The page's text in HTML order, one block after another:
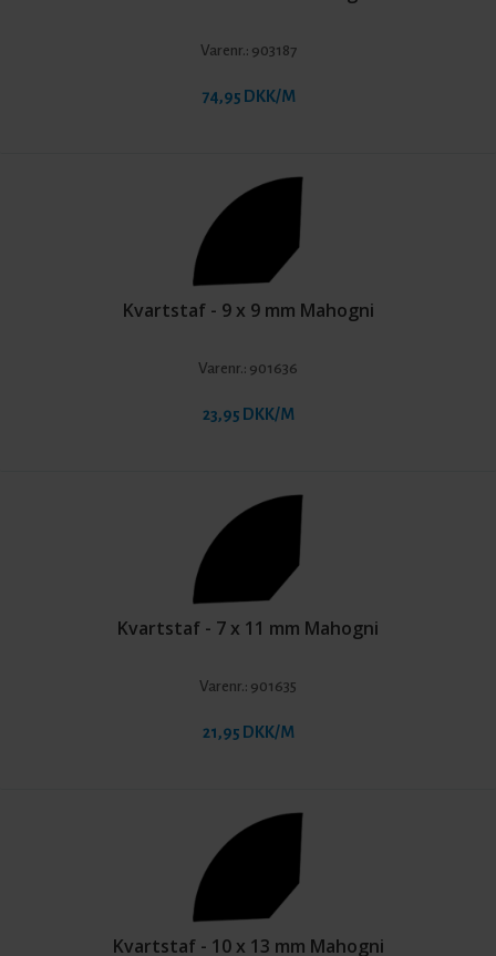
Varenr.: 903187
74,95 DKK/M
Kvartstaf - 9 x 9 mm Mahogni
Varenr.: 901636
23,95 DKK/M
Kvartstaf - 7 x 11 mm Mahogni
Varenr.: 901635
21,95 DKK/M
Kvartstaf - 10 x 13 mm Mahogni